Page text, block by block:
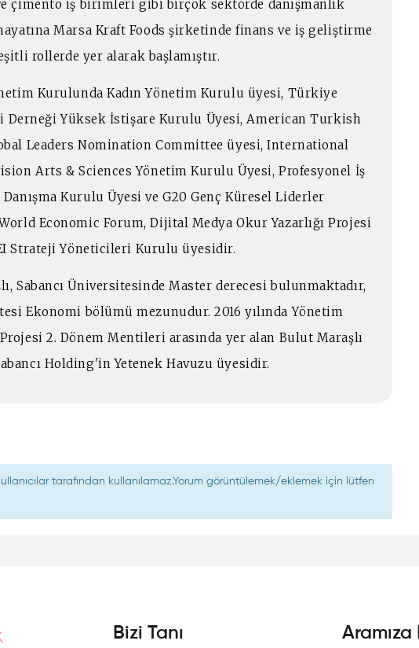
çimento iş birimleri gibi birçok sektörde danışmanlık
Marsa Kraft Foods şirketinde finans ve iş geliştirme
rollerde yer alarak başlamıştır.
Kurulunda Kadın Yönetim Kurulu üyesi, Türkiye
Derneği Yüksek İstişare Kurulu Üyesi, American Turkish
Leaders Nomination Committee üyesi, International
Arts & Sciences Yönetim Kurulu Üyesi, Profesyonel İş
Danışma Kurulu Üyesi ve G20 Genç Küresel Liderler
Economic Forum, Dijital Medya Okur Yazarlığı Projesi
Strateji Yöneticileri Kurulu üyesidir.
Sabancı Üniversitesinde Master derecesi bulunmaktadır,
Ekonomi bölümü mezunudur. 2016 yılında Yönetim
2. Dönem Mentileri arasında yer alan Bulut Maraşlı
Holding'in Yetenek Havuzu üyesidir.
tarafından kullanılamaz.Yorum görüntülemek/eklemek için lütfen
Bizi Tanı Aramıza